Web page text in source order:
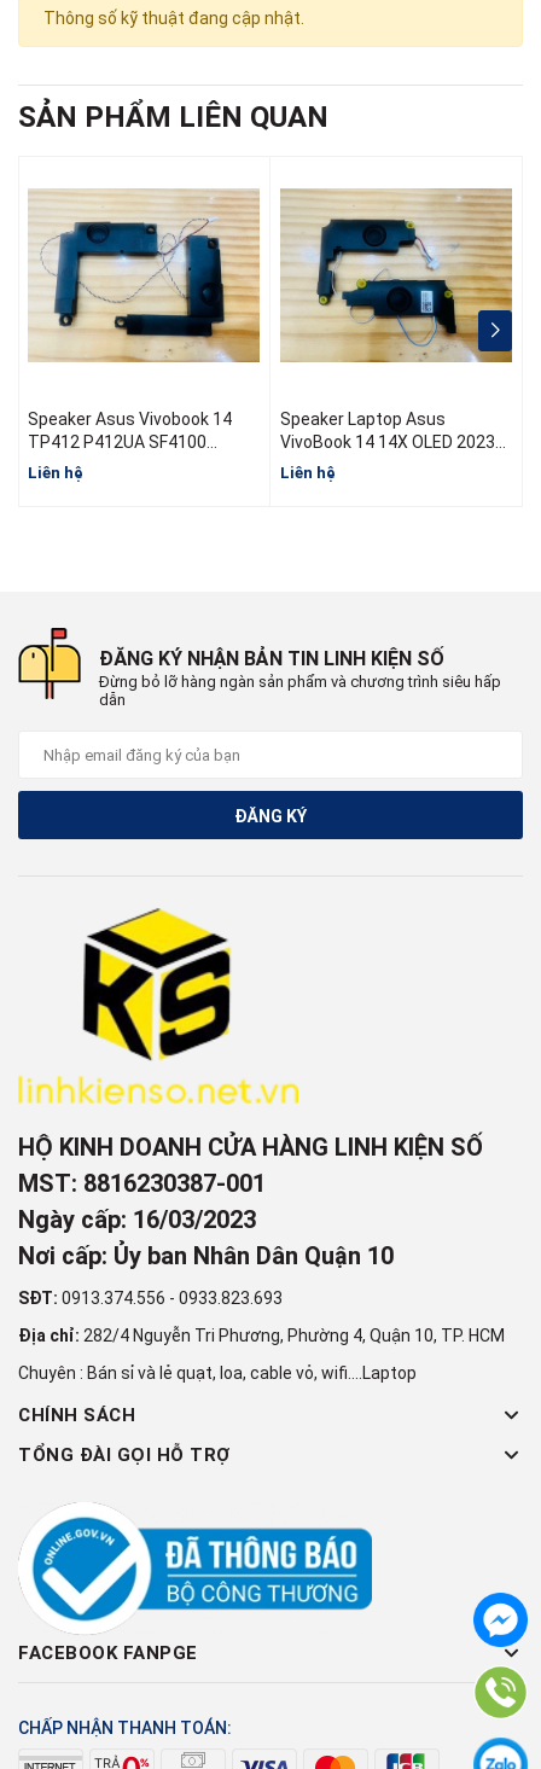
Thông số kỹ thuật đang cập nhật.
SẢN PHẨM LIÊN QUAN
Speaker Asus Vivobook 14
TP412 P412UA SF4100
TP412F TP412 TP412UA
Liên hệ
Speaker Laptop Asus
VivoBook 14 14X OLED 2023
X1404
Liên hệ
ĐĂNG KÝ NHẬN BẢN TIN LINH KIỆN SỐ
Đừng bỏ lỡ hàng ngàn sản phẩm và chương trình siêu hấp
dẫn
ĐĂNG KÝ
HỘ KINH DOANH CỬA HÀNG LINH KIỆN SỐ
MST: 8816230387-001
Ngày cấp: 16/03/2023
Nơi cấp: Ủy ban Nhân Dân Quận 10
SĐT: 0913.374.556 - 0933.823.693
Địa chỉ: 282/4 Nguyễn Tri Phương, Phường 4, Quận 10, TP. HCM
Chuyên : Bán sỉ và lẻ quạt, loa, cable vỏ, wifi....Laptop
CHÍNH SÁCH
TỔNG ĐÀI GỌI HỖ TRỢ
FACEBOOK FANPGE
CHẤP NHẬN THANH TOÁN: